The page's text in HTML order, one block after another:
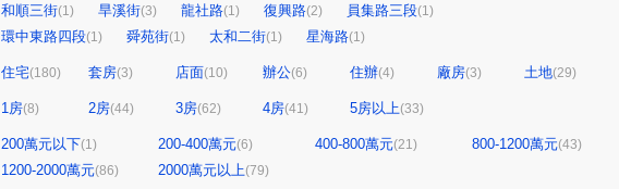
和順三街(1) 旱溪街(3) 龍社路(1) 復興路(2) 員集路三段(1)
環中東路四段(1) 舜苑街(1) 太和二街(1) 星海路(1)
住宅(180) 套房(3) 店面(10) 辦公(6) 住辦(4) 廠房(3) 土地(29)
1房(8) 2房(44) 3房(62) 4房(41) 5房以上(33)
200萬元以下(1) 200-400萬元(6) 400-800萬元(21) 800-1200萬元(43)
1200-2000萬元(86) 2000萬元以上(79)